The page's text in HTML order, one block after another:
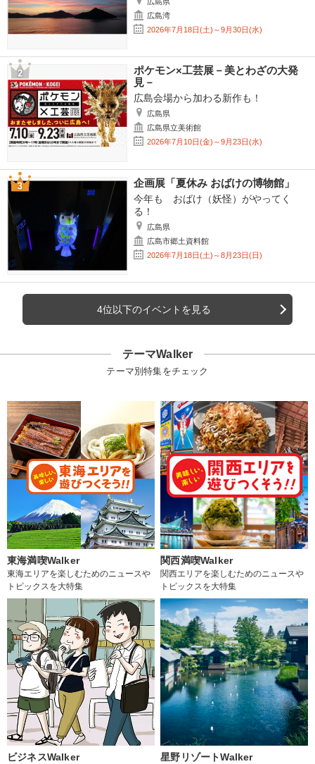
広島湾
2026年7月18日(土)～9月30日(水)
ポケモン×工芸展－美とわざの大発
見－
広島会場から加わる新作も！
広島県
広島県立美術館
2026年7月10日(金)～9月23日(水)
企画展「夏休み おばけの博物館」
今年も おばけ（妖怪）がやってく
る！
広島県
広島市郷土資料館
2026年7月18日(土)～8月23日(日)
4位以下のイベントを見る
テーマWalker
テーマ別特集をチェック
東海満喫Walker
東海エリアを楽しむためのニュースや
トピックスを大特集
関西満喫Walker
関西エリアを楽しむためのニュースや
トピックスを大特集
ビジネスWalker 星野リゾートWalker